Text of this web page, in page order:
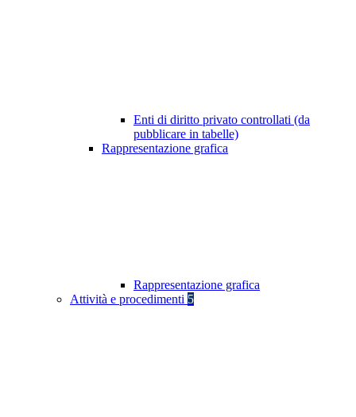
Enti di diritto privato controllati (da
pubblicare in tabelle)
Rappresentazione grafica
Rappresentazione grafica
Attività e procedimenti 5